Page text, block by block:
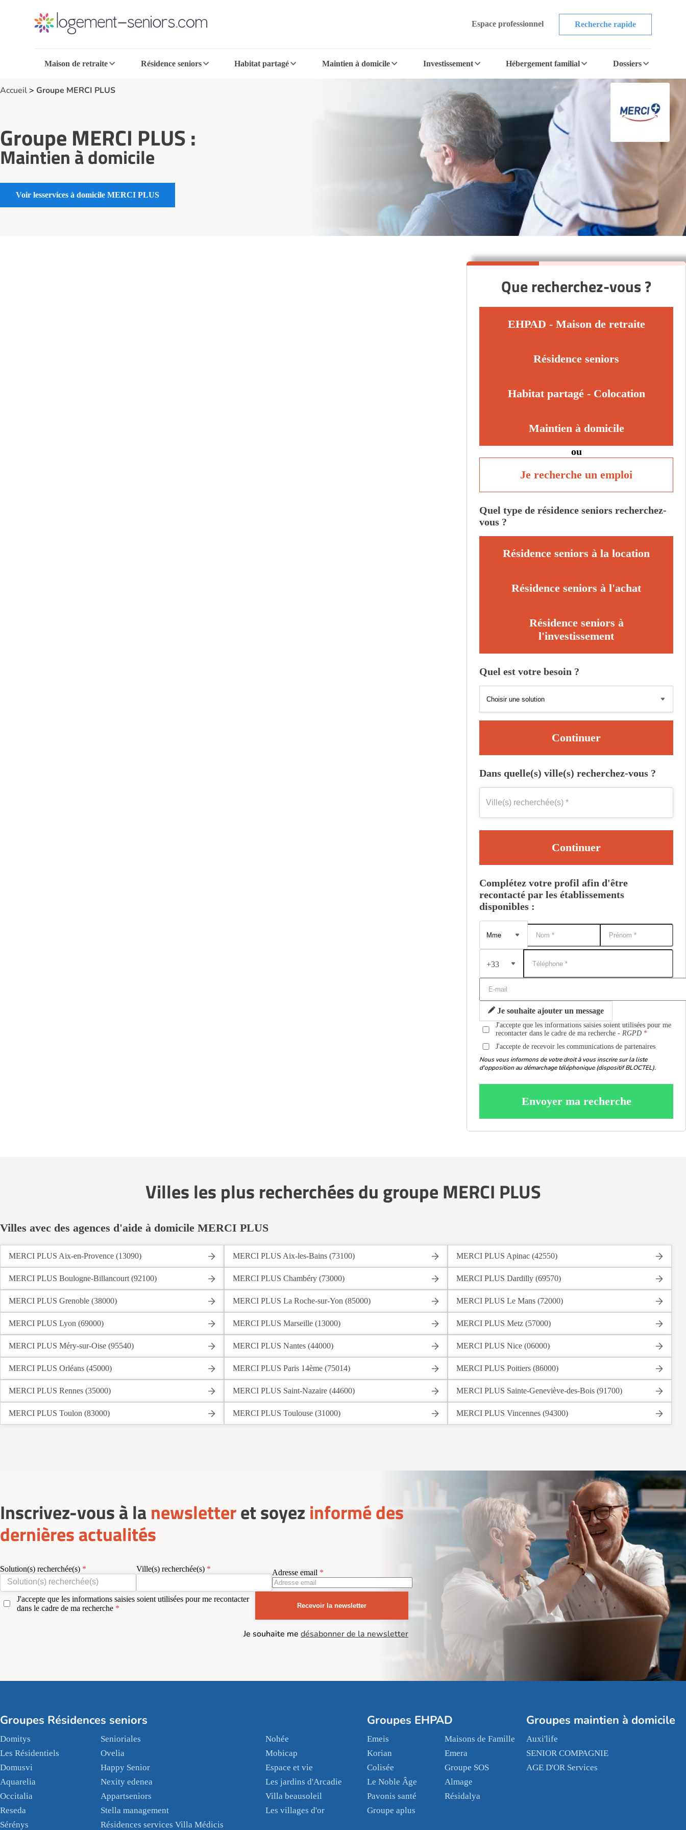
Espace professionnel Recherche rapide
Maison de retraite Résidence seniors Habitat partagé Maintien à domicile Investissement Hébergement familial Dossiers
Accueil> Groupe MERCI PLUS
Groupe MERCI PLUS :
Maintien à domicile
services à domicile MERCI PLUS
Que recherchez-vous ?
EHPAD - Maison de retraite
Résidence seniors
Habitat partagé - Colocation
Maintien à domicile
ou
Je recherche un emploi
Quel type de résidence seniors recherchez-
vous ?
Résidence seniors à la location
Résidence seniors à l'achat
Résidence seniors à
l'investissement
Quel est votre besoin ?
Continuer
Dans quelle(s) ville(s) recherchez-vous ?
Continuer
Complétez votre profil afin d'être
recontacté par les établissements
disponibles :
+33
Je souhaite ajouter un message
J'accepte que les informations saisies soient utilisées pour me
recontacter dans le cadre de ma recherche -RGPD
J'accepte de recevoir les communications de partenaires
Nous vous informons de votre droit à vous inscrire sur la liste
d'opposition au démarchage téléphonique (dispositif BLOCTEL).
Envoyer ma recherche
Villes les plus recherchées du groupe MERCI PLUS
Villes avec des agences d'aide à domicile MERCI PLUS
MERCI PLUS Aix-en-Provence (13090) MERCI PLUS Aix-les-Bains (73100) MERCI PLUS Apinac (42550)
MERCI PLUS Boulogne-Billancourt (92100) MERCI PLUS Chambéry (73000) MERCI PLUS Dardilly (69570)
MERCI PLUS Grenoble (38000) MERCI PLUS La Roche-sur-Yon (85000) MERCI PLUS Le Mans (72000)
MERCI PLUS Lyon (69000) MERCI PLUS Marseille (13000) MERCI PLUS Metz (57000)
MERCI PLUS Méry-sur-Oise (95540) MERCI PLUS Nantes (44000) MERCI PLUS Nice (06000)
MERCI PLUS Orléans (45000) MERCI PLUS Paris 14ème (75014) MERCI PLUS Poitiers (86000)
MERCI PLUS Rennes (35000) MERCI PLUS Saint-Nazaire (44600) MERCI PLUS Sainte-Geneviève-des-Bois (91700)
MERCI PLUS Toulon (83000) MERCI PLUS Toulouse (31000) MERCI PLUS Vincennes (94300)
Inscrivez-vous à lanewsletteret soyez informé des
dernières actualités
Solution(s) recherchée(s) Ville(s) recherchée(s) Adresse email
J'accepte que les informations saisies soient utilisées pour me recontacter
dans le cadre de ma recherche
Recevoir la newsletter
Je souhaite me désabonner de la newsletter
Groupes Résidences seniors
Domitys Senioriales
Nohée
Les Résidentiels
Ovelia
Mobicap
Domusvi
Happy Senior
Espace et vie
Aquarelia
Nexity edenea
Les jardins d'Arcadie
Occitalia
Appartseniors
Villa beausoleil
Reseda
Stella management
Les villages d'or
Sérénys
Résidences services Villa Médicis
Groupes EHPAD
Emeis
Maisons de Famille
Korian
Emera
Colisée
Groupe SOS
Le Noble Âge
Almage
Pavonis santé
Résidalya
Groupe aplus
Groupes maintien à domicile
Auxi'life
SENIOR COMPAGNIE
AGE D'OR Services